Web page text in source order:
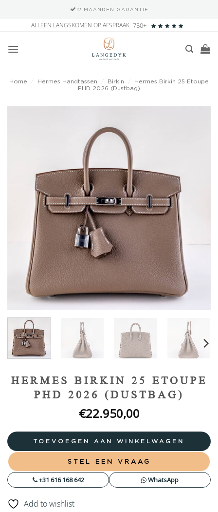
12 MAANDEN GARANTIE
inhoud
ALLEEN LANGSKOMEN OP AFSPRAAK 750+
Home Hermes Handtassen Birkin
Hermes Birkin 25 Etoupe
PHD 2026 (Dustbag)
HERMES BIRKIN 25 ETOUPE
PHD 2026 (DUSTBAG)
€22.950,00
TOEVOEGEN AAN WINKELWAGEN
STEL EEN VRAAG
+31 616 168 642 WhatsApp
Add to wishlist